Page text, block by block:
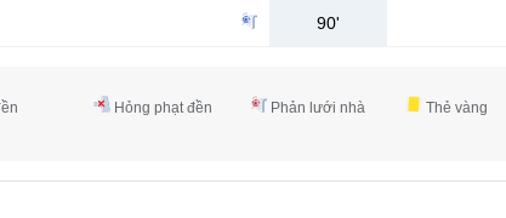
90'
Hỏng phạt đền Phản lưới nhà Thẻ vàng